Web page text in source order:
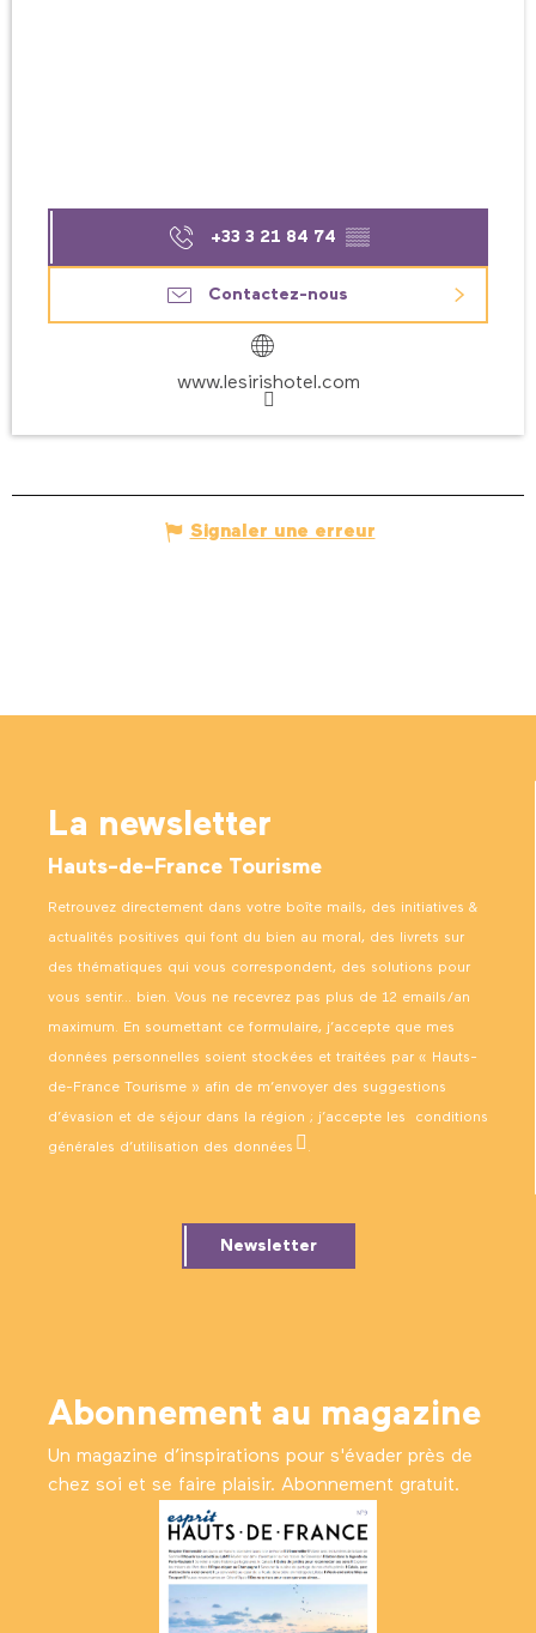
+33 3 21 84 74 ▒▒
Contactez-nous
www.lesirishotel.com
Signaler une erreur
La newsletter
Hauts-de-France Tourisme
Retrouvez directement dans votre boîte mails, des initiatives &
actualités positives qui font du bien au moral, des livrets sur
des thématiques qui vous correspondent, des solutions pour
vous sentir… bien. Vous ne recevrez pas plus de 12 emails/an
maximum. En soumettant ce formulaire, j’accepte que mes
données personnelles soient stockées et traitées par « Hauts-
de-France Tourisme » afin de m’envoyer des suggestions
d’évasion et de séjour dans la région ; j’accepte les conditions
générales d’utilisation des données .
Newsletter
Abonnement au magazine
Un magazine d’inspirations pour s'évader près de
chez soi et se faire plaisir. Abonnement gratuit.